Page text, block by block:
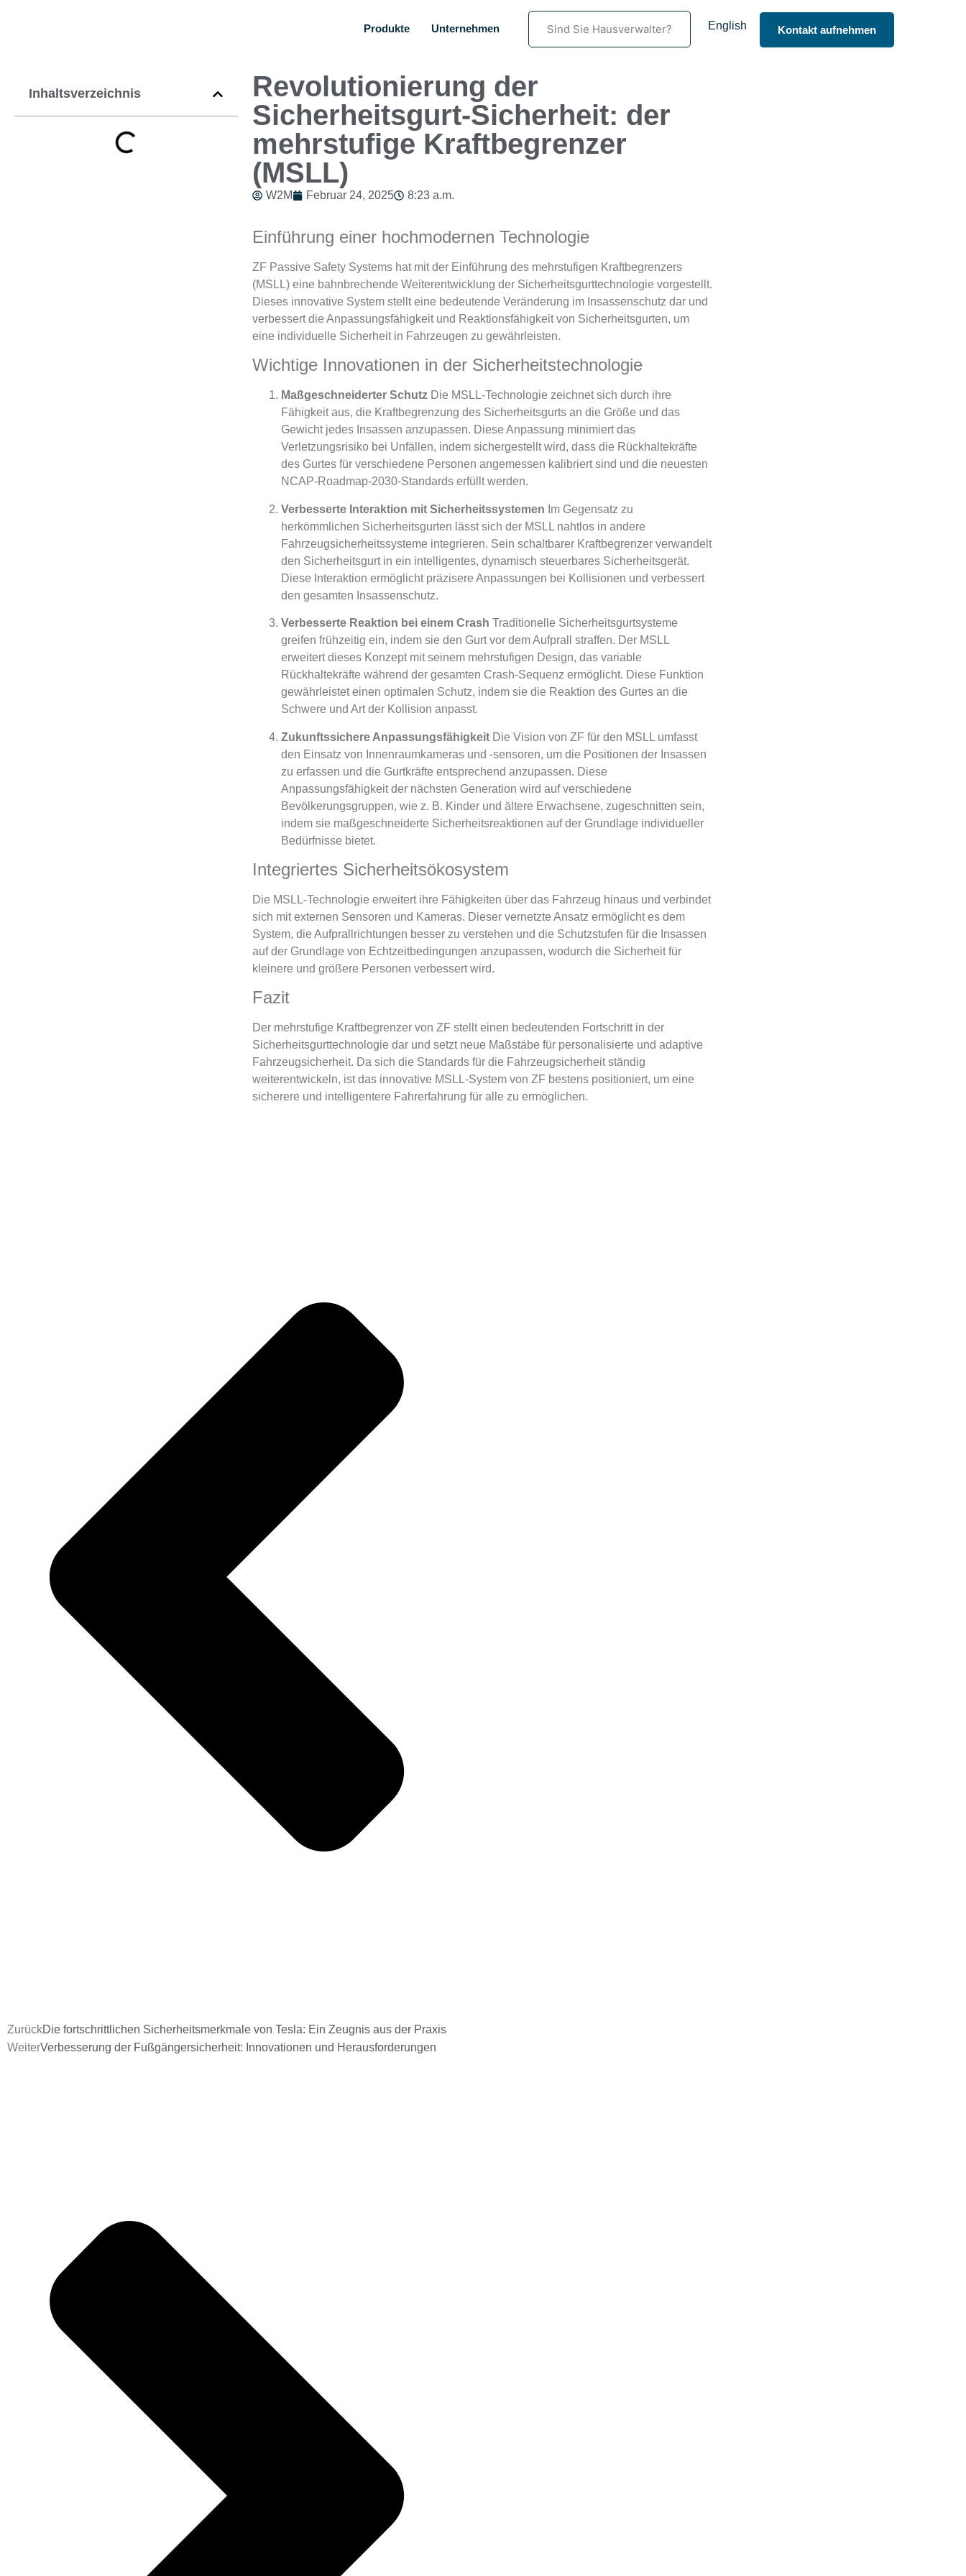
Produkte Unternehmen Sind Sie Hausverwalter? English Kontakt aufnehmen
Inhaltsverzeichnis
Revolutionierung der
Sicherheitsgurt-Sicherheit: der
mehrstufige Kraftbegrenzer
(MSLL)
W2M Februar 24, 2025 8:23 a.m.
Einführung einer hochmodernen Technologie
ZF Passive Safety Systems hat mit der Einführung des mehrstufigen Kraftbegrenzers
(MSLL) eine bahnbrechende Weiterentwicklung der Sicherheitsgurttechnologie vorgestellt.
Dieses innovative System stellt eine bedeutende Veränderung im Insassenschutz dar und
verbessert die Anpassungsfähigkeit und Reaktionsfähigkeit von Sicherheitsgurten, um
eine individuelle Sicherheit in Fahrzeugen zu gewährleisten.
Wichtige Innovationen in der Sicherheitstechnologie
Maßgeschneiderter Schutz Die MSLL-Technologie zeichnet sich durch ihre
Fähigkeit aus, die Kraftbegrenzung des Sicherheitsgurts an die Größe und das
Gewicht jedes Insassen anzupassen. Diese Anpassung minimiert das
Verletzungsrisiko bei Unfällen, indem sichergestellt wird, dass die Rückhaltekräfte
des Gurtes für verschiedene Personen angemessen kalibriert sind und die neuesten
NCAP-Roadmap-2030-Standards erfüllt werden.
Verbesserte Interaktion mit Sicherheitssystemen Im Gegensatz zu
herkömmlichen Sicherheitsgurten lässt sich der MSLL nahtlos in andere
Fahrzeugsicherheitssysteme integrieren. Sein schaltbarer Kraftbegrenzer verwandelt
den Sicherheitsgurt in ein intelligentes, dynamisch steuerbares Sicherheitsgerät.
Diese Interaktion ermöglicht präzisere Anpassungen bei Kollisionen und verbessert
den gesamten Insassenschutz.
Verbesserte Reaktion bei einem Crash Traditionelle Sicherheitsgurtsysteme
greifen frühzeitig ein, indem sie den Gurt vor dem Aufprall straffen. Der MSLL
erweitert dieses Konzept mit seinem mehrstufigen Design, das variable
Rückhaltekräfte während der gesamten Crash-Sequenz ermöglicht. Diese Funktion
gewährleistet einen optimalen Schutz, indem sie die Reaktion des Gurtes an die
Schwere und Art der Kollision anpasst.
Zukunftssichere Anpassungsfähigkeit Die Vision von ZF für den MSLL umfasst
den Einsatz von Innenraumkameras und -sensoren, um die Positionen der Insassen
zu erfassen und die Gurtkräfte entsprechend anzupassen. Diese
Anpassungsfähigkeit der nächsten Generation wird auf verschiedene
Bevölkerungsgruppen, wie z. B. Kinder und ältere Erwachsene, zugeschnitten sein,
indem sie maßgeschneiderte Sicherheitsreaktionen auf der Grundlage individueller
Bedürfnisse bietet.
Integriertes Sicherheitsökosystem
Die MSLL-Technologie erweitert ihre Fähigkeiten über das Fahrzeug hinaus und verbindet
sich mit externen Sensoren und Kameras. Dieser vernetzte Ansatz ermöglicht es dem
System, die Aufprallrichtungen besser zu verstehen und die Schutzstufen für die Insassen
auf der Grundlage von Echtzeitbedingungen anzupassen, wodurch die Sicherheit für
kleinere und größere Personen verbessert wird.
Fazit
Der mehrstufige Kraftbegrenzer von ZF stellt einen bedeutenden Fortschritt in der
Sicherheitsgurttechnologie dar und setzt neue Maßstäbe für personalisierte und adaptive
Fahrzeugsicherheit. Da sich die Standards für die Fahrzeugsicherheit ständig
weiterentwickeln, ist das innovative MSLL-System von ZF bestens positioniert, um eine
sicherere und intelligentere Fahrerfahrung für alle zu ermöglichen.
ZurückDie fortschrittlichen Sicherheitsmerkmale von Tesla: Ein Zeugnis aus der Praxis
WeiterVerbesserung der Fußgängersicherheit: Innovationen und Herausforderungen